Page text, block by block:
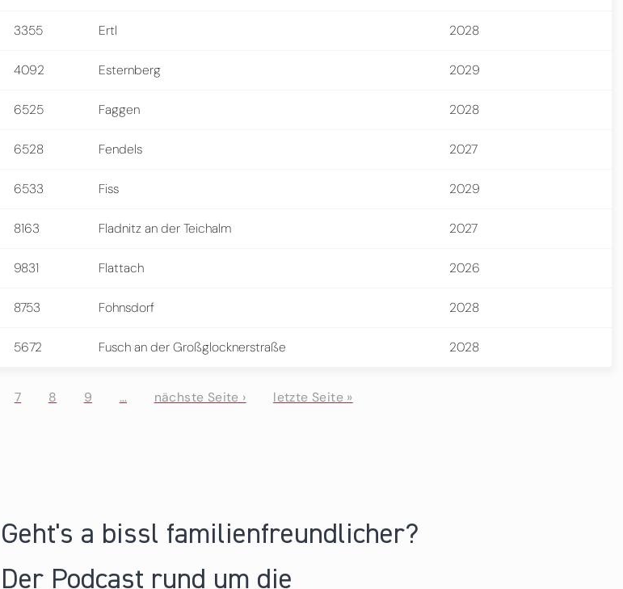
3355 Ertl 2028
4092 Esternberg 2029
6525 Faggen 2028
6528 Fendels 2027
6533 Fiss 2029
8163 Fladnitz an der Teichalm 2027
9831 Flattach 2026
8753 Fohnsdorf 2028
5672 Fusch an der Großglocknerstraße 2028
7 8 9 … nächste Seite › letzte Seite »
Geht's a bissl familienfreundlicher?
Der Podcast rund um die